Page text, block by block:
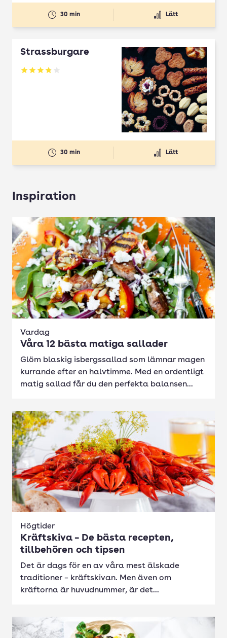
30 min Lätt
Strassburgare
Betyg: 3.78 av 5
30 min Lätt
Inspiration
Vardag
Våra 12 bästa matiga sallader
Glöm blaskig isbergssallad som lämnar magen
kurrande efter en halvtimme. Med en ordentligt
matig sallad får du den perfekta balansen...
Högtider
Kräftskiva – De bästa recepten,
tillbehören och tipsen
Det är dags för en av våra mest älskade
traditioner – kräftskivan. Men även om
kräftorna är huvudnummer, är det...